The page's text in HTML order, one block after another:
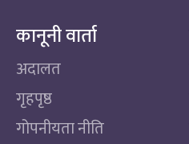
कानूनी वार्ता
अदालत
गृहपृष्ठ
गोपनीयता नीति